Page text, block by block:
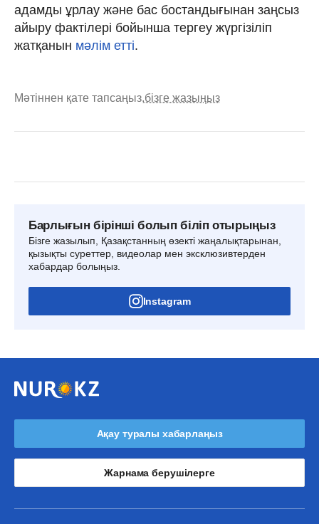
адамды ұрлау және бас бостандығынан заңсыз
айыру фактілері бойынша тергеу жүргізіліп
жатқанын мәлім етті.
Мәтіннен қате тапсаңыз,бізге жазыңыз
Барлығын бірінші болып біліп отырыңыз
Бізге жазылып, Қазақстанның өзекті жаңалықтарынан,
қызықты суреттер, видеолар мен эксклюзивтерден
хабардар болыңыз.
Instagram
Ақау туралы хабарлаңыз
Жарнама берушілерге